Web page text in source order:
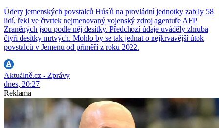
Údery jemenských povstalců Húsíů na provládní jednotky zabily 58
lidí, řekl ve čtvrtek nejmenovaný vojenský zdroj agentuře AFP.
Zraněných jsou podle něj desítky. Předchozí údaje uváděly zhruba
čtyři desítky mrtvých. Mohlo by se tak jednat o nejkrvavější útok
povstalců v Jemenu od příměří z roku 2022.
Aktuálně.cz - Zprávy
dnes, 20:27
Reklama